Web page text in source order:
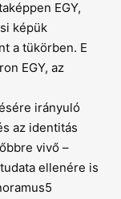
EGY,
képük
a tükörben. E
EGY, az
irányuló
az identitás
vivő –
ellenére is